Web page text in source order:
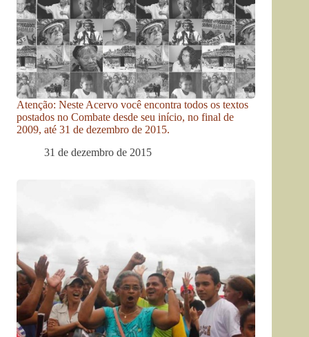
Atenção: Neste Acervo você encontra todos os textos
postados no Combate desde seu início, no final de
2009, até 31 de dezembro de 2015.
31 de dezembro de 2015